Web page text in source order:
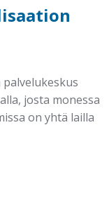
josta monessa
on yhtä lailla